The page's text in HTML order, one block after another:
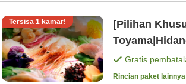
Tersisa 1 kamar!
[Pilihan
[Sarapan]
Gratis
Rincian paket lainnya